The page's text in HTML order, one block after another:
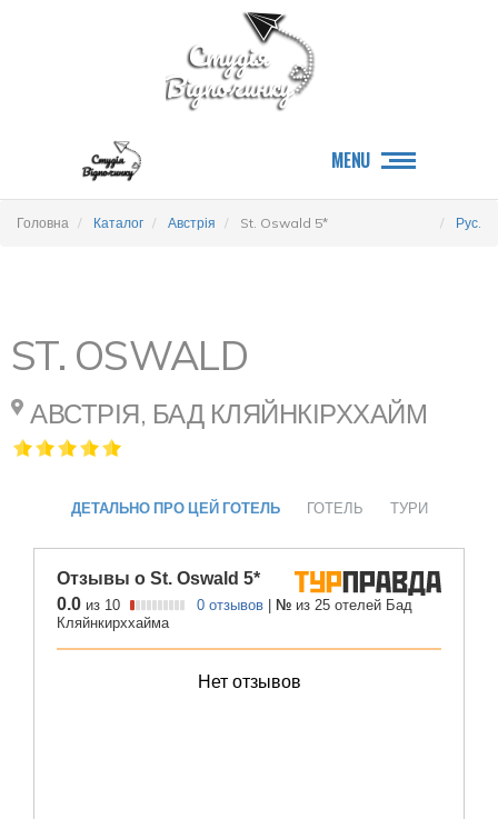
MENU
Головна Каталог Австрія St. Oswald 5* Рус.
ST. OSWALD
АВСТРІЯ, БАД КЛЯЙНКІРХХАЙМ
ДЕТАЛЬНО ПРО ЦЕЙ ГОТЕЛЬ ГОТЕЛЬ ТУРИ